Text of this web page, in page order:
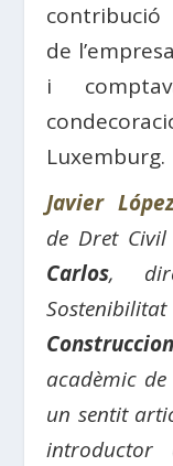
de
i
Luxemburg.
Javier
de Dret
Carlos,
acadèmic
un sentit